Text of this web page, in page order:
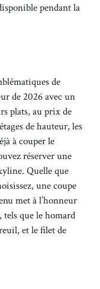
pendant la
de
de 2026 avec un
plats, au prix de
de hauteur, les
à couper le
réserver une
Quelle que
une coupe
met à l’honneur
tels que le homard
et le filet de